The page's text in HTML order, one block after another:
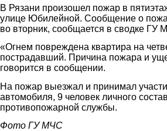
В Рязани произошел пожар в
улице Юбилейной. Сообщение о
во вторник, сообщается в сводке ГУ
«Огнем повреждена квартира на
пострадавший. Причина пожара и
говорится в сообщении.
На пожар выезжал и принимал
автомобиля, 9 человек личного
противопожарной службы.
Фото ГУ МЧС